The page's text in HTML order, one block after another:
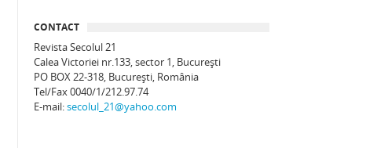
CONTACT
Revista Secolul 21
Calea Victoriei nr.133, sector 1, Bucureşti
PO BOX 22-318, București, România
Tel/Fax 0040/1/212.97.74
E-mail:secolul_21@yahoo.com